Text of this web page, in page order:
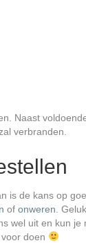
Naast
verbranden.
is de kans op
of onweren .
wel uit en kun
doen